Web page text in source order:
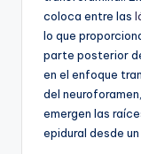
coloca entre las
lo que
parte posterior
en el enfoque
del
emergen las
epidural desde